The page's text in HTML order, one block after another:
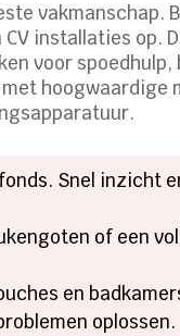
vakmanschap.
installaties op.
voor spoedhulp,
hoogwaardige
Snel inzicht
of een
en
oplossen.